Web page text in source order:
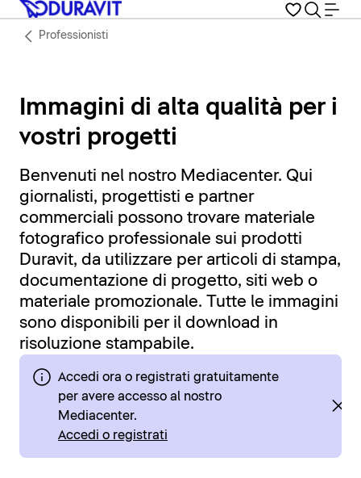
Professionisti
Immagini di alta qualità per i
vostri progetti
Benvenuti nel nostro Mediacenter. Qui
giornalisti, progettisti e partner
commerciali possono trovare materiale
fotografico professionale sui prodotti
Duravit, da utilizzare per articoli di stampa,
documentazione di progetto, siti web o
materiale promozionale. Tutte le immagini
sono disponibili per il download in
risoluzione stampabile.
Accedi ora o registrati gratuitamente
per avere accesso al nostro
Mediacenter.
Accedi o registrati